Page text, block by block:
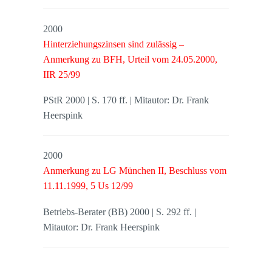
2000
Hinterziehungszinsen sind zulässig –
Anmerkung zu BFH, Urteil vom 24.05.2000,
IIR 25/99
PStR 2000 | S. 170 ff. | Mitautor: Dr. Frank
Heerspink
2000
Anmerkung zu LG München II, Beschluss vom
11.11.1999, 5 Us 12/99
Betriebs-Berater (BB) 2000 | S. 292 ff. |
Mitautor: Dr. Frank Heerspink